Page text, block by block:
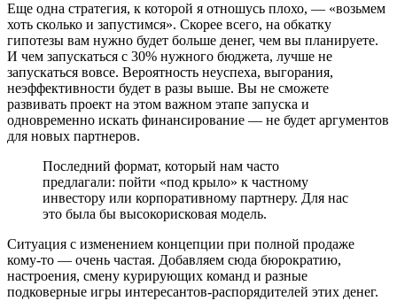
Еще одна стратегия, к которой я отношусь плохо, — «возьмем
хоть сколько и запустимся». Скорее всего, на обкатку
гипотезы вам нужно будет больше денег, чем вы планируете.
И чем запускаться с 30% нужного бюджета, лучше не
запускаться вовсе. Вероятность неуспеха, выгорания,
неэффективности будет в разы выше. Вы не сможете
развивать проект на этом важном этапе запуска и
одновременно искать финансирование — не будет аргументов
для новых партнеров.
Последний формат, который нам часто
предлагали: пойти «под крыло» к частному
инвестору или корпоративному партнеру. Для нас
это была бы высокорисковая модель.
Ситуация с изменением концепции при полной продаже
кому-то — очень частая. Добавляем сюда бюрократию,
настроения, смену курирующих команд и разные
подковерные игры интересантов-распорядителей этих денег.